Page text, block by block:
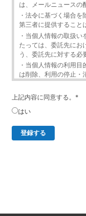
は、メールニュースの
・法令に基づく場合
第三者に提供すること
・当個人情報の取扱
たっては、委託先にお
う、委託先に対する必
・当個人情報の利用
は削除、利用の停止・
示等」といいます。）
・開示等の求めは、以
・ご入力頂く情報の提
信に対応できないこと
上記内容に同意する。 *
はい